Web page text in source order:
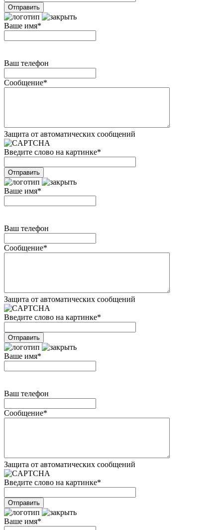
Ваше имя*
Ваш телефон
Сообщение*
Защита от автоматических сообщений
Введите слово на картинке*
Ваше имя*
Ваш телефон
Сообщение*
Защита от автоматических сообщений
Введите слово на картинке*
Ваше имя*
Ваш телефон
Сообщение*
Защита от автоматических сообщений
Введите слово на картинке*
Ваше имя*